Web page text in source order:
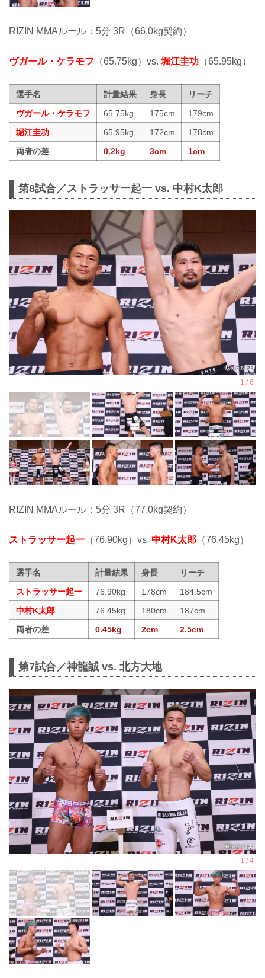
RIZIN MMAルール：5分 3R（66.0kg契約）
ヴガール・ケラモフ （65.75kg）vs. 堀江圭功 （65.95kg）
選手名 計量結果 身長
リーチ
ヴガール・ケラモフ
65.75kg 175cm
179cm
堀江圭功
65.95kg 172cm
178cm
両者の差
0.2kg 3cm 1cm
第8試合／ストラッサー起一 vs. 中村K太郎
RIZIN MMAルール：5分 3R（77.0kg契約）
ストラッサー起一 （76.90kg）vs. 中村K太郎 （76.45kg）
選手名 計量結果 身長
リーチ
ストラッサー起一
76.90kg 178cm
184.5cm
中村K太郎
76.45kg 180cm
187cm
両者の差
0.45kg 2cm 2.5cm
第7試合／神龍誠 vs. 北方大地